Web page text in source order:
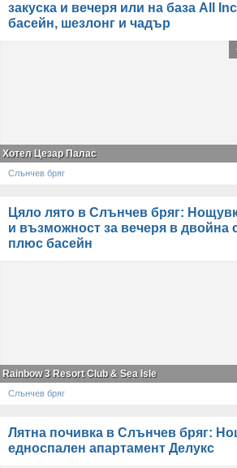
закуска и вечеря или на база All
басейн, шезлонг и чадър
Хотел Цезар Палас
Слънчев бряг
Цяло лято в Слънчев бряг:
и възможност за вечеря в двойна
плюс басейн
Rainbow 3 Resort Club & Sea Isle
Слънчев бряг
Лятна почивка в Слънчев бряг:
едноспален апартамент Делукс